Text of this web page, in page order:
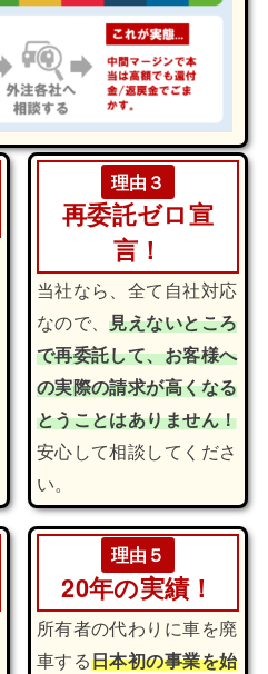
理由３
再委託ゼロ宣
言！
当社なら、全て自社対応
なので、見えないところ
で再委託して、お客様へ
の実際の請求が高くなる
とうことはありません！
安心して相談してくださ
い。
理由５
20年の実績！
所有者の代わりに車を廃
車する日本初の事業を始